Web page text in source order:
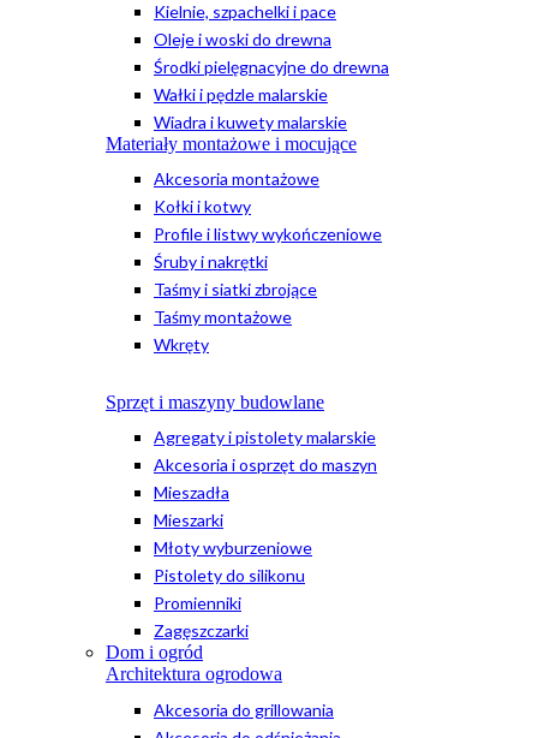
Kielnie, szpachelki i pace
Oleje i woski do drewna
Środki pielęgnacyjne do drewna
Wałki i pędzle malarskie
Wiadra i kuwety malarskie
Materiały montażowe i mocujące
Akcesoria montażowe
Kołki i kotwy
Profile i listwy wykończeniowe
Śruby i nakrętki
Taśmy i siatki zbrojące
Taśmy montażowe
Wkręty
Sprzęt i maszyny budowlane
Agregaty i pistolety malarskie
Akcesoria i osprzęt do maszyn
Mieszadła
Mieszarki
Młoty wyburzeniowe
Pistolety do silikonu
Promienniki
Zagęszczarki
Dom i ogród
Architektura ogrodowa
Akcesoria do grillowania